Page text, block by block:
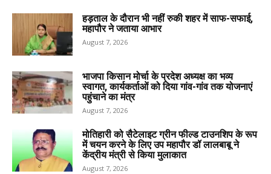
हड़ताल के दौरान भी नहीं रुकी शहर में साफ-सफाई,
महापौर ने जताया आभार
August 7, 2026
भाजपा किसान मोर्चा के प्रदेश अध्यक्ष का भव्य
स्वागत, कार्यकर्ताओं को दिया गांव-गांव तक योजनाएं
पहुंचाने का मंत्र
August 7, 2026
मोतिहारी को सैटेलाइट ग्रीन फील्ड टाउनशिप के रूप
में चयन करने के लिए उप महापौर डॉ लालबाबू ने
केंद्रीय मंत्री से किया मुलाकात
August 7, 2026